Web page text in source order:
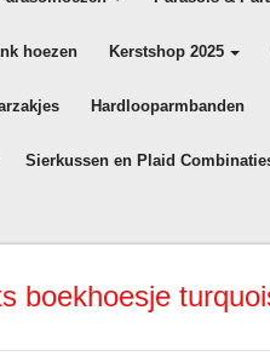
hoezen Kerstshop 2025
Hardlooparmbanden
Sierkussen en Plaid
boekhoesje